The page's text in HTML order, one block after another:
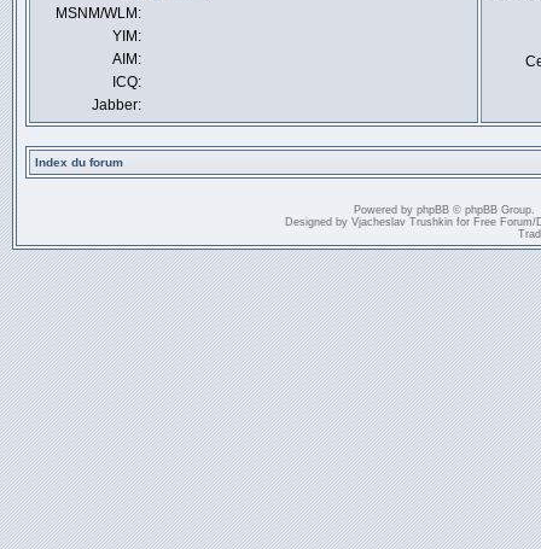
MSNM/WLM:
YIM:
AIM:
ICQ:
Jabber:
Index du forum
Powered by phpBB © phpBB Group.
Designed by Vjacheslav Trushkin for Free Forum/